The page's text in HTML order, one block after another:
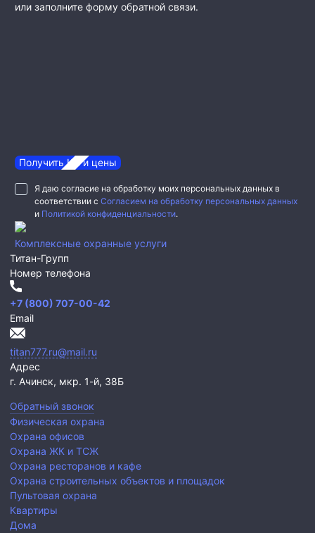
или заполните форму обратной связи.
Получить КП и цены
Я даю согласие на обработку моих персональных данных в
соответствии с Согласием на обработку персональных данных
и Политикой конфиденциальности.
Комплексные охранные услуги
Титан-Групп
Номер телефона
+7 (800) 707-00-42
Email
titan777.ru@mail.ru
Адрес
г. Ачинск, мкр. 1-й, 38Б
Обратный звонок
Физическая охрана
Охрана офисов
Охрана ЖК и ТСЖ
Охрана ресторанов и кафе
Охрана строительных объектов и площадок
Пультовая охрана
Квартиры
Дома